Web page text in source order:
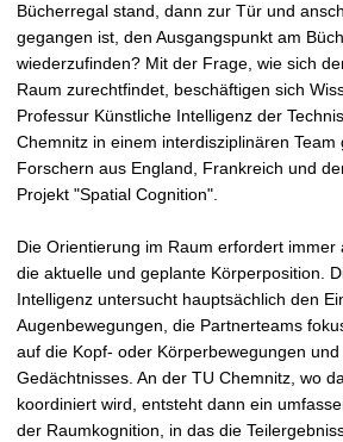
Bücherregal stand, dann zur Tür und
gegangen ist, den Ausgangspunkt am
wiederzufinden? Mit der Frage, wie sich
Raum zurechtfindet, beschäftigen sich
Professur Künstliche Intelligenz der
Chemnitz in einem interdisziplinären Team
Forschern aus England, Frankreich und
Projekt "Spatial Cognition".
Die Orientierung im Raum erfordert
die aktuelle und geplante Körperposition.
Intelligenz untersucht hauptsächlich den
Augenbewegungen, die Partnerteams
auf die Kopf- oder Körperbewegungen
Gedächtnisses. An der TU Chemnitz, wo
koordiniert wird, entsteht dann ein
der Raumkognition, in das die